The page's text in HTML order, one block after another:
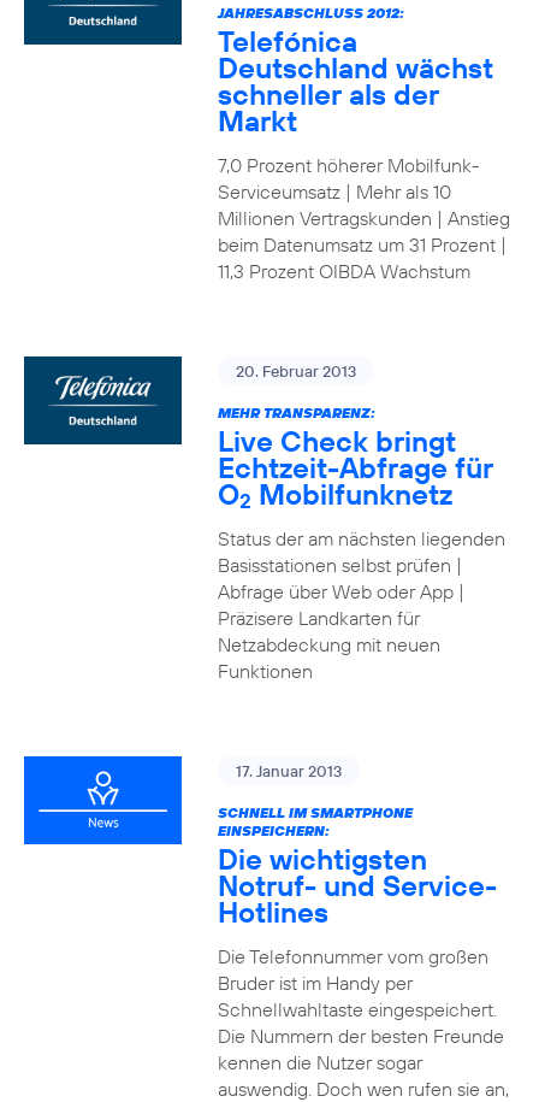
JAHRESABSCHLUSS 2012:
Telefónica
Deutschland wächst
schneller als der
Markt
7,0 Prozent höherer Mobilfunk-
Serviceumsatz | Mehr als 10
Millionen Vertragskunden | Anstieg
beim Datenumsatz um 31 Prozent |
11,3 Prozent OIBDA Wachstum
20. Februar 2013
MEHR TRANSPARENZ:
Live Check bringt
Echtzeit-Abfrage für
O2 Mobilfunknetz
Status der am nächsten liegenden
Basisstationen selbst prüfen |
Abfrage über Web oder App |
Präzisere Landkarten für
Netzabdeckung mit neuen
Funktionen
17. Januar 2013
SCHNELL IM SMARTPHONE
EINSPEICHERN:
Die wichtigsten
Notruf- und Service-
Hotlines
Die Telefonnummer vom großen
Bruder ist im Handy per
Schnellwahltaste eingespeichert.
Die Nummern der besten Freunde
kennen die Nutzer sogar
auswendig. Doch wen rufen sie an,